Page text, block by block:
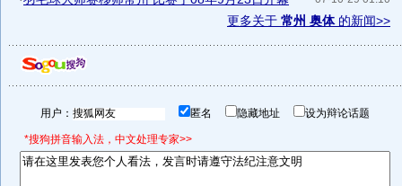
更多关于 常州 奥体的新闻>>
用户： 匿名 隐藏地址 设为辩论话题
*搜狗拼音输入法，中文处理专家>>